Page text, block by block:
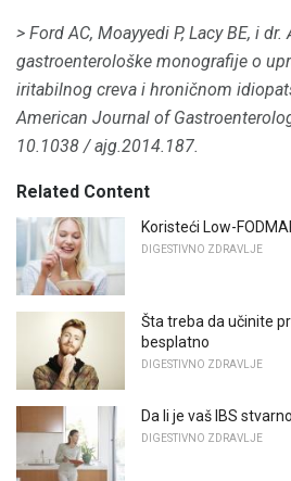
> Ford AC, Moayyedi P, Lacy BE, i dr.
gastroenterološke monografije o
iritabilnog creva i hroničnom
American Journal of
10.1038 / ajg.2014.187.
Related Content
Koristeći Low-
DIGESTIVNO ZDRAVLJE
Šta treba da učinite
besplatno
DIGESTIVNO ZDRAVLJE
Da li je vaš IBS
DIGESTIVNO ZDRAVLJE